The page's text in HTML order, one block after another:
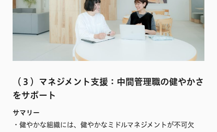
（３）マネジメント支援：中間管理職の健やかさ
をサポート
サマリー
・健やかな組織には、健やかなミドルマネジメントが不可欠